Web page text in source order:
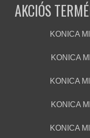
AKCIÓS
KONICA
KONICA
KONICA
KONICA
KONICA